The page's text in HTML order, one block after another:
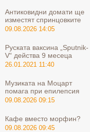
Антиковидни домати ще
изместят спринцовките
09.08.2026 14:05
Руската ваксина „Sputnik-
V“ действа 9 месеца
26.01.2021 11:40
Музиката на Моцарт
помага при епилепсия
09.08.2026 09:15
Кафе вместо морфин?
09.08.2026 09:45